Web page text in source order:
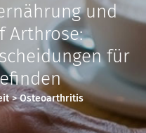
und
Arthrose:
für
>Osteoarthritis